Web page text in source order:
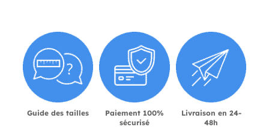
Guide des tailles
Paiement 100%
sécurisé
Livraison en 24-
48h